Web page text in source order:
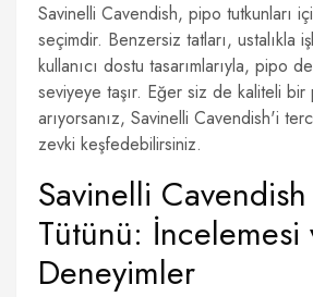
Savinelli Cavendish, pipo tutkunları
seçimdir. Benzersiz tatları, ustalıkla
kullanıcı dostu tasarımlarıyla, pipo
seviyeye taşır. Eğer siz de kaliteli
arıyorsanız, Savinelli Cavendish'i
zevki keşfedebilirsiniz.
Savinelli
Tütünü: İncelemesi
Deneyimler